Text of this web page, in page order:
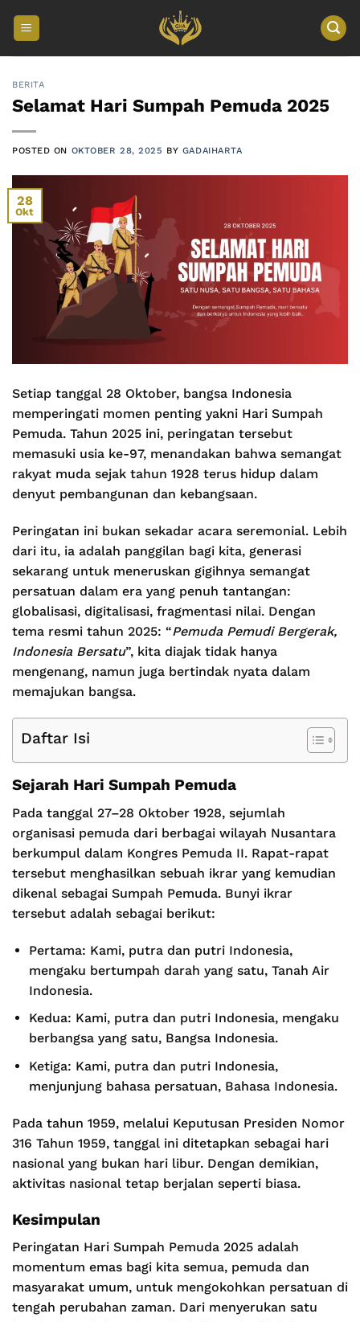
BERITA
Selamat Hari Sumpah Pemuda 2025
POSTED ON OKTOBER 28, 2025 BY GADAIHARTA
28
Okt
Setiap tanggal 28 Oktober, bangsa Indonesia
memperingati momen penting yakni Hari Sumpah
Pemuda. Tahun 2025 ini, peringatan tersebut
memasuki usia ke-97, menandakan bahwa semangat
rakyat muda sejak tahun 1928 terus hidup dalam
denyut pembangunan dan kebangsaan.
Peringatan ini bukan sekadar acara seremonial. Lebih
dari itu, ia adalah panggilan bagi kita, generasi
sekarang untuk meneruskan gigihnya semangat
persatuan dalam era yang penuh tantangan:
globalisasi, digitalisasi, fragmentasi nilai. Dengan
tema resmi tahun 2025: “Pemuda Pemudi Bergerak,
Indonesia Bersatu”, kita diajak tidak hanya
mengenang, namun juga bertindak nyata dalam
memajukan bangsa.
Daftar Isi
Sejarah Hari Sumpah Pemuda
Pada tanggal 27–28 Oktober 1928, sejumlah
organisasi pemuda dari berbagai wilayah Nusantara
berkumpul dalam Kongres Pemuda II. Rapat-rapat
tersebut menghasilkan sebuah ikrar yang kemudian
dikenal sebagai Sumpah Pemuda. Bunyi ikrar
tersebut adalah sebagai berikut:
Pertama: Kami, putra dan putri Indonesia,
mengaku bertumpah darah yang satu, Tanah Air
Indonesia.
Kedua: Kami, putra dan putri Indonesia, mengaku
berbangsa yang satu, Bangsa Indonesia.
Ketiga: Kami, putra dan putri Indonesia,
menjunjung bahasa persatuan, Bahasa Indonesia.
Pada tahun 1959, melalui Keputusan Presiden Nomor
316 Tahun 1959, tanggal ini ditetapkan sebagai hari
nasional yang bukan hari libur. Dengan demikian,
aktivitas nasional tetap berjalan seperti biasa.
Kesimpulan
Peringatan Hari Sumpah Pemuda 2025 adalah
momentum emas bagi kita semua, pemuda dan
masyarakat umum, untuk mengokohkan persatuan di
tengah perubahan zaman. Dari menyerukan satu